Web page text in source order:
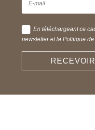
En téléchargeant ce
newsletter et la Politique